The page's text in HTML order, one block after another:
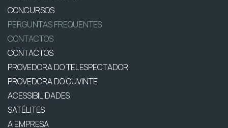
CONCURSOS
PERGUNTAS FREQUENTES
CONTACTOS
CONTACTOS
PROVEDORA DO TELESPECTADOR
PROVEDORA DO OUVINTE
ACESSIBILIDADES
SATÉLITES
A EMPRESA